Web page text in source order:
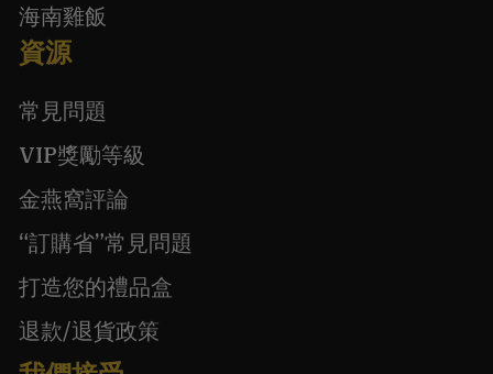
海南雞飯
資源
常見問題
VIP獎勵等級
金燕窩評論
“訂購省”常見問題
打造您的禮品盒
退款/退貨政策